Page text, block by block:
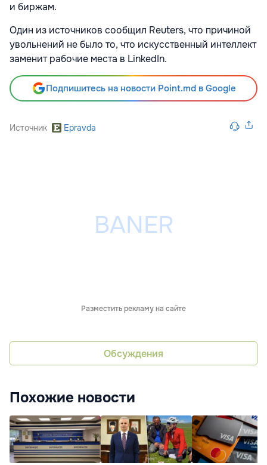
и биржам.
Один из источников сообщил Reuters, что причиной
увольнений не было то, что искусственный интеллект
заменит рабочие места в LinkedIn.
Подпишитесь на новости Point.md в Google
Источник Epravda
Разместить рекламу на сайте
Обсуждения
Похожие новости